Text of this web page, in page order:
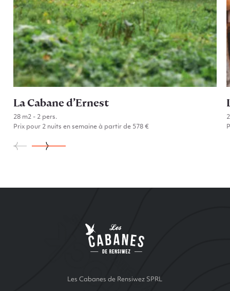
La Cabane d’Ernest
28 m2 - 2 pers.
Prix pour 2 nuits en semaine à partir de 578 €
Les Cabanes de Rensiwez SPRL